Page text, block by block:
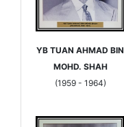
YB TUAN AHMAD BIN
MOHD. SHAH
(1959 - 1964)